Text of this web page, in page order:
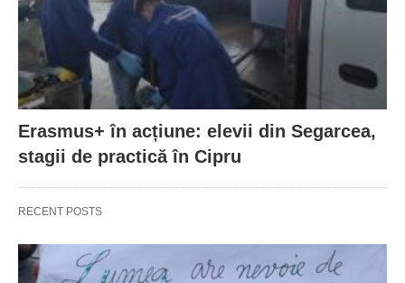
Erasmus+ în acțiune: elevii din Segarcea,
stagii de practică în Cipru
RECENT POSTS